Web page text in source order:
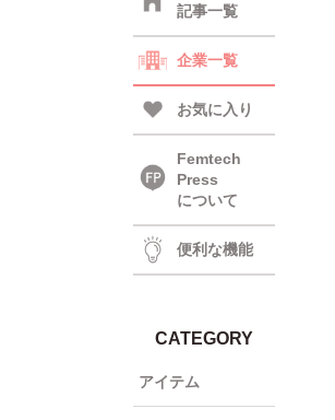
記事一覧
企業一覧
お気に入り
Femtech
Press
について
便利な機能
CATEGORY
アイテム